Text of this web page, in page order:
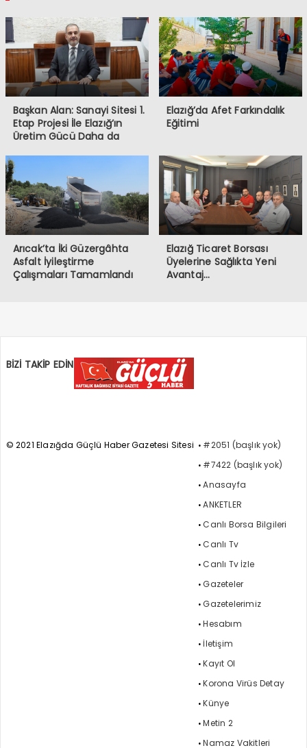
Başkan Alan: Sanayi Sitesi 1.
Etap Projesi İle Elazığ’ın
Üretim Gücü Daha da
Elazığ’da Afet Farkındalık
Eğitimi
Arıcak’ta İki Güzergâhta
Asfalt İyileştirme
Çalışmaları Tamamlandı
Elazığ Ticaret Borsası
Üyelerine Sağlıkta Yeni
Avantaj…
BİZİ TAKİP EDİN
© 2021 Elazığda Güçlü Haber Gazetesi Sitesi
#2051 (başlık yok)
#7422 (başlık yok)
Anasayfa
ANKETLER
Canlı Borsa Bilgileri
Canlı Tv
Canlı Tv İzle
Gazeteler
Gazetelerimiz
Hesabım
İletişim
Kayıt Ol
Korona Virüs Detay
Künye
Metin 2
Namaz Vakitleri